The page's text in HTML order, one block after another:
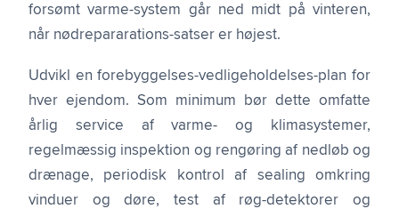
forsømt varme-system går ned midt på vinteren,
når nødrepararations-satser er højest.
Udvikl en forebyggelses-vedligeholdelses-plan for
hver ejendom. Som minimum bør dette omfatte
årlig service af varme- og klimasystemer,
regelmæssig inspektion og rengøring af nedløb og
drænage, periodisk kontrol af sealing omkring
vinduer og døre, test af røg-detektorer og